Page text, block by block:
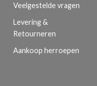
Veelgestelde vragen
Levering &
Retourneren
Aankoop herroepen